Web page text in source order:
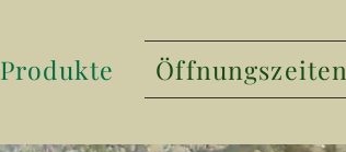
Produkte Öffnungszeiten